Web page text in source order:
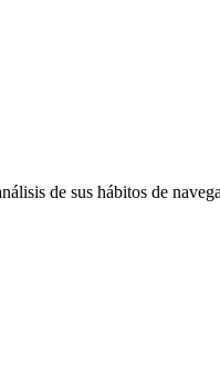
de sus hábitos de